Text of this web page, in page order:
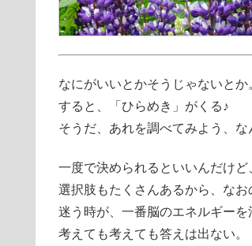
なにがいいとかそうじゃないとか
すると、「ひらめき」がくる♪
そうだ、あれを調べてみよう、
一度で決められるといいんだけど
選択肢もたくさんあるから、なお
迷う時が、一番脳のエネルギーを
考えても考えても答えは出ない。